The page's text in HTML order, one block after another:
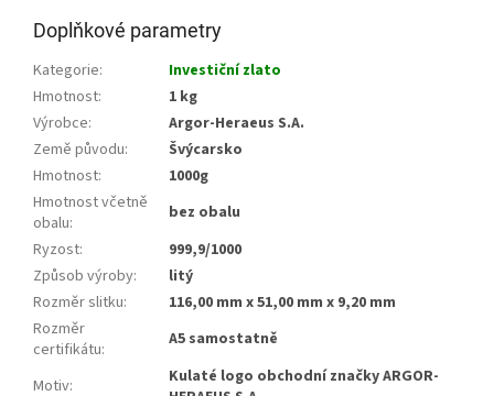
Doplňkové parametry
Kategorie:
Investiční zlato
Hmotnost:
1 kg
Výrobce:
Argor-Heraeus S.A.
Země původu:
Švýcarsko
Hmotnost:
1000g
Hmotnost včetně
obalu:
bez obalu
Ryzost:
999,9/1000
Způsob výroby:
litý
Rozměr slitku:
116,00 mm x 51,00 mm x 9,20 mm
Rozměr
certifikátu: A5 samostatně
Motiv:
Kulaté logo obchodní značky ARGOR-